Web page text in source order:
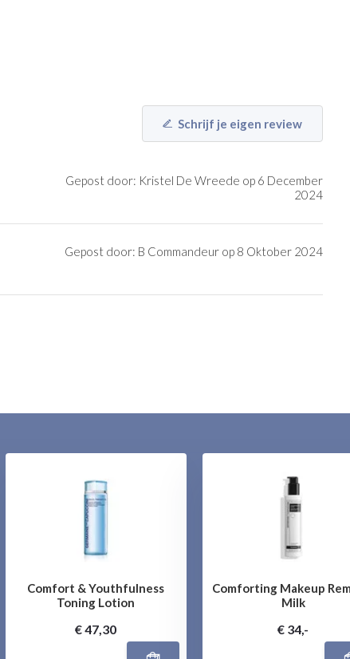
Schrijf je eigen review
Gepost door: Kristel De Wreede op 6 December
2024
Gepost door: B Commandeur op 8 Oktober 2024
Comfort & Youthfulness
Toning Lotion
€ 47,30
Comforting Makeup
Milk
€ 34,-